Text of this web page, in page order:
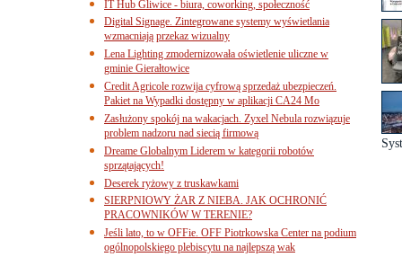
IT Hub Gliwice - biura, coworking, społeczność
Digital Signage. Zintegrowane systemy wyświetlania
wzmacniają przekaz wizualny
Lena Lighting zmodernizowała oświetlenie uliczne w
gminie Gierałtowice
Credit Agricole rozwija cyfrową sprzedaż ubezpieczeń.
Pakiet na Wypadki dostępny w aplikacji CA24 Mo
Zasłużony spokój na wakacjach. Zyxel Nebula rozwiązuje
problem nadzoru nad siecią firmową
Dreame Globalnym Liderem w kategorii robotów
sprzątających!
Deserek ryżowy z truskawkami
SIERPNIOWY ŻAR Z NIEBA. JAK OCHRONIĆ
PRACOWNIKÓW W TERENIE?
Jeśli lato, to w OFFie. OFF Piotrkowska Center na podium
ogólnopolskiego plebiscytu na najlepszą wak